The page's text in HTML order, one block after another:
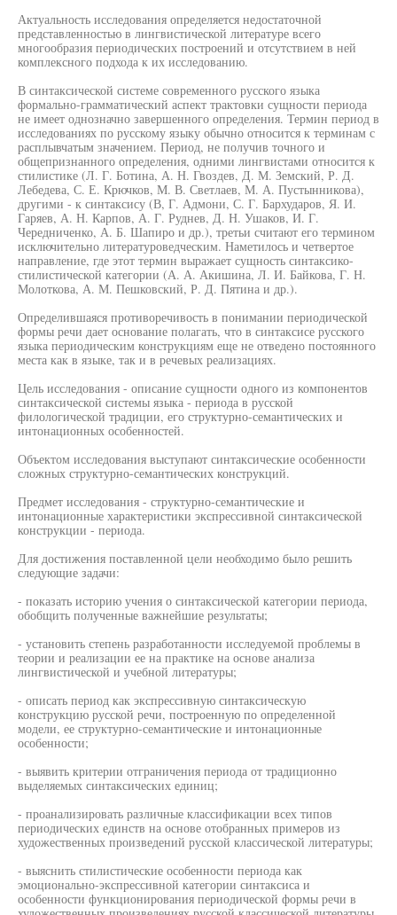
Актуальность исследования определяется недостаточной
представленностью в лингвистической литературе всего
многообразия периодических построений и отсутствием в ней
комплексного подхода к их исследованию.
В синтаксической системе современного русского языка
формально-грамматический аспект трактовки сущности периода
не имеет однозначно завершенного определения. Термин период в
исследованиях по русскому языку обычно относится к терминам с
расплывчатым значением. Период, не получив точного и
общепризнанного определения, одними лингвистами относится к
стилистике (Л. Г. Ботина, А. Н. Гвоздев, Д. М. Земский, Р. Д.
Лебедева, С. Е. Крючков, М. В. Светлаев, М. А. Пустынникова),
другими - к синтаксису (В, Г. Адмони, С. Г. Бархударов, Я. И.
Гаряев, А. Н. Карпов, А. Г. Руднев, Д. Н. Ушаков, И. Г.
Чередниченко, А. Б. Шапиро и др.), третьи считают его термином
исключительно литературоведческим. Наметилось и четвертое
направление, где этот термин выражает сущность синтаксико-
стилистической категории (А. А. Акишина, Л. И. Байкова, Г. Н.
Молоткова, А. М. Пешковский, Р. Д. Пятина и др.).
Определившаяся противоречивость в понимании периодической
формы речи дает основание полагать, что в синтаксисе русского
языка периодическим конструкциям еще не отведено постоянного
места как в языке, так и в речевых реализациях.
Цель исследования - описание сущности одного из компонентов
синтаксической системы языка - периода в русской
филологической традиции, его структурно-семантических и
интонационных особенностей.
Объектом исследования выступают синтаксические особенности
сложных структурно-семантических конструкций.
Предмет исследования - структурно-семантические и
интонационные характеристики экспрессивной синтаксической
конструкции - периода.
Для достижения поставленной цели необходимо было решить
следующие задачи:
- показать историю учения о синтаксической категории периода,
обобщить полученные важнейшие результаты;
- установить степень разработанности исследуемой проблемы в
теории и реализации ее на практике на основе анализа
лингвистической и учебной литературы;
- описать период как экспрессивную синтаксическую
конструкцию русской речи, построенную по определенной
модели, ее структурно-семантические и интонационные
особенности;
- выявить критерии отграничения периода от традиционно
выделяемых синтаксических единиц;
- проанализировать различные классификации всех типов
периодических единств на основе отобранных примеров из
художественных произведений русской классической литературы;
- выяснить стилистические особенности периода как
эмоционально-экспрессивной категории синтаксиса и
особенности функционирования периодической формы речи в